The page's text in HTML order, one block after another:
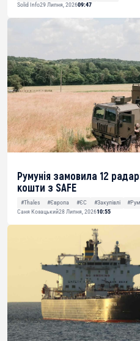
Solid Info29 Липня, 202609:47
Румунія замовила 12
кошти з SAFE
#Thales #Європа #ЄС #Закупівлі
Саня Козацький28 Липня, 202610:55